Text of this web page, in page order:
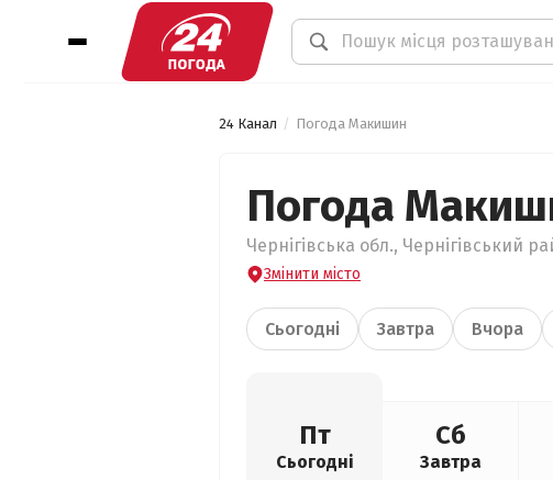
24 Канал Погода Макишин
Погода
Чернігівська обл., Чернігівський
Змінити місто
Сьогодні Завтра Вчора
Пт
Сьогодні
Сб
Завтра